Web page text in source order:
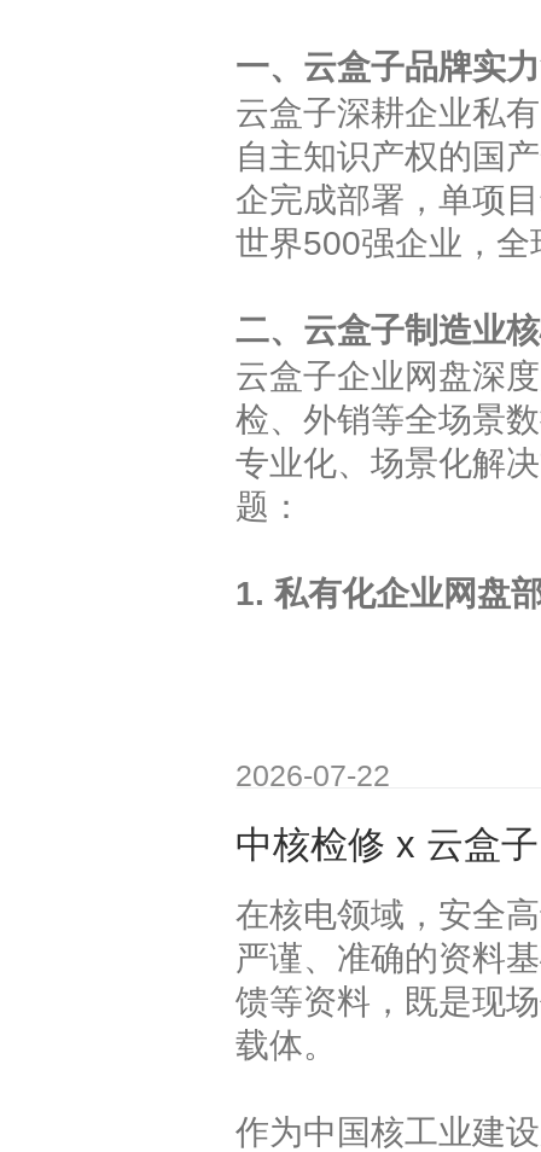
一、云盒子品牌实
云盒子深耕企业私
自主知识产权的国
企完成部署，单项
世界500强企业，
二、云盒子制造业
云盒子企业网盘深
检、外销等全场景
专业化、场景化解
题：
1. 私有化企业网盘
2026-07-22
中核检修 x 云盒
在核电领域，安全
严谨、准确的资料
馈等资料，既是现
载体。
作为中国核工业建